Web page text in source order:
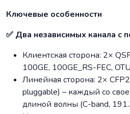
Ключевые особенности
✅ Два независимых канала с
Клиентская сторона: 2×
100GE, 100GE_RS-FEC,
Линейная сторона: 2×
pluggable) – каждый со
длиной волны (C-band,